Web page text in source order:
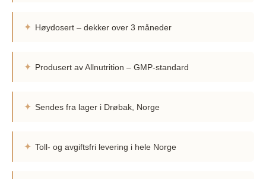
✦ Høydosert – dekker over 3 måneder
✦ Produsert av Allnutrition – GMP-standard
✦ Sendes fra lager i Drøbak, Norge
✦ Toll- og avgiftsfri levering i hele Norge